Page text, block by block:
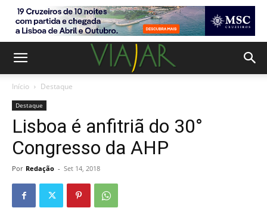
Início Destaque
Destaque
Lisboa é anfitriã do 30°
Congresso da AHP
Por Redação - Set 14, 2018